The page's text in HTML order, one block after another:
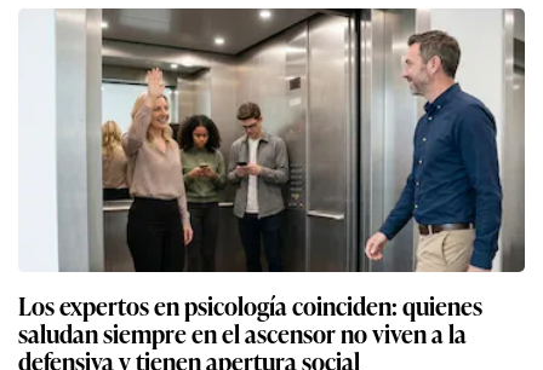
Los expertos en psicología coinciden: quienes
saludan siempre en el ascensor no viven a la
defensiva y tienen apertura social